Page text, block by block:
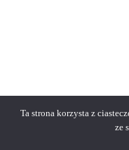
Ta strona korzysta z
ze